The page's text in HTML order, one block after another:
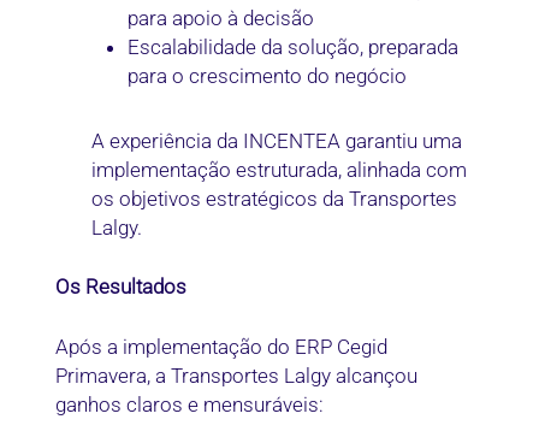
para apoio à decisão
Escalabilidade da solução, preparada
para o crescimento do negócio
A experiência da INCENTEA garantiu uma
implementação estruturada, alinhada com
os objetivos estratégicos da Transportes
Lalgy.
Os Resultados
Após a implementação do ERP Cegid
Primavera, a Transportes Lalgy alcançou
ganhos claros e mensuráveis: